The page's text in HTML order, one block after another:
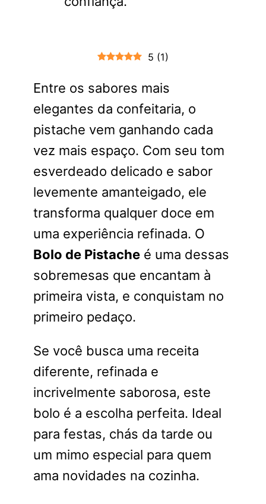
5 (1)
Entre os sabores mais
elegantes da confeitaria, o
pistache vem ganhando cada
vez mais espaço. Com seu tom
esverdeado delicado e sabor
levemente amanteigado, ele
transforma qualquer doce em
uma experiência refinada. O
Bolo de Pistache é uma dessas
sobremesas que encantam à
primeira vista, e conquistam no
primeiro pedaço.
Se você busca uma receita
diferente, refinada e
incrivelmente saborosa, este
bolo é a escolha perfeita. Ideal
para festas, chás da tarde ou
um mimo especial para quem
ama novidades na cozinha.